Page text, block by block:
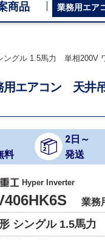
商品 業務用エア
グル 1.5馬力 単相200V
エアコン 天井
料
2日～
発送
Hyper Inverter
業務
シングル 1.5馬力